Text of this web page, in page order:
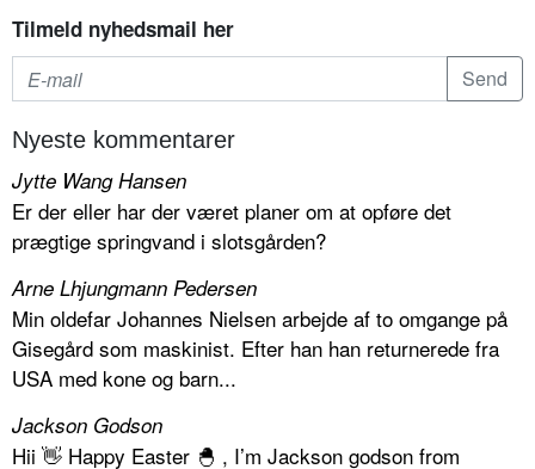
Tilmeld nyhedsmail her
Nyeste kommentarer
Jytte Wang Hansen
Er der eller har der været planer om at opføre det
prægtige springvand i slotsgården?
Arne Lhjungmann Pedersen
Min oldefar Johannes Nielsen arbejde af to omgange på
Gisegård som maskinist. Efter han han returnerede fra
USA med kone og barn...
Jackson Godson
Hii 👋 Happy Easter 🐣 , I’m Jackson godson from